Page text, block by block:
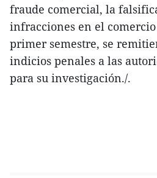
fraude comercial, la
infracciones en el
primer semestre, se
indicios penales a las
para su investigación./.